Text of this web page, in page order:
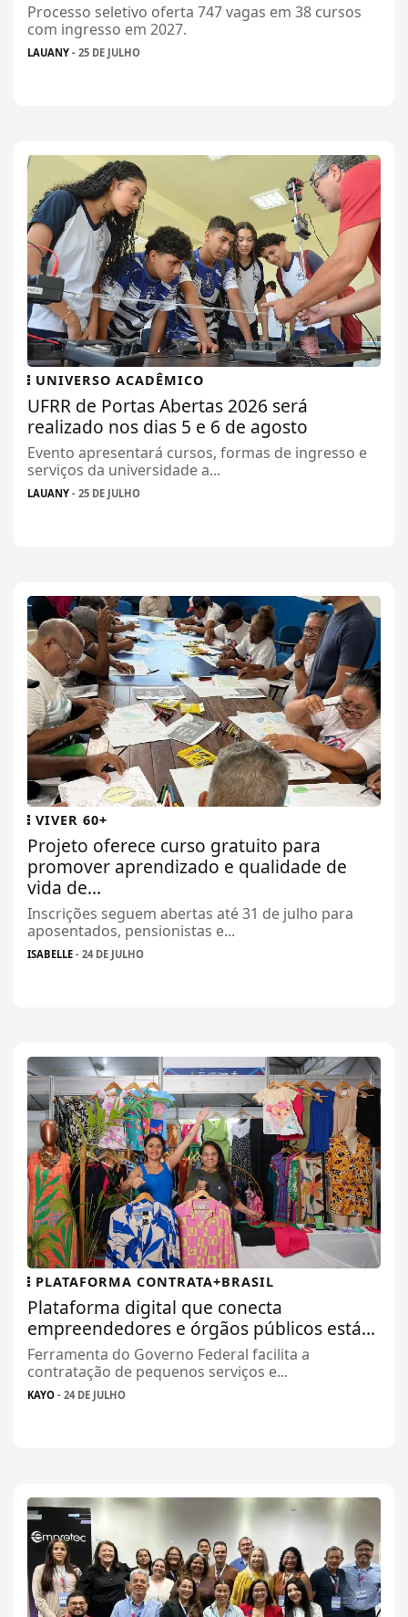
Processo seletivo oferta 747 vagas em 38 cursos
com ingresso em 2027.
LAUANY - 25 DE JULHO
UNIVERSO ACADÊMICO
UFRR de Portas Abertas 2026 será
realizado nos dias 5 e 6 de agosto
Evento apresentará cursos, formas de ingresso e
serviços da universidade a...
LAUANY - 25 DE JULHO
VIVER 60+
Projeto oferece curso gratuito para
promover aprendizado e qualidade de
vida de...
Inscrições seguem abertas até 31 de julho para
aposentados, pensionistas e...
ISABELLE - 24 DE JULHO
PLATAFORMA CONTRATA+BRASIL
Plataforma digital que conecta
empreendedores e órgãos públicos está...
Ferramenta do Governo Federal facilita a
contratação de pequenos serviços e...
KAYO - 24 DE JULHO